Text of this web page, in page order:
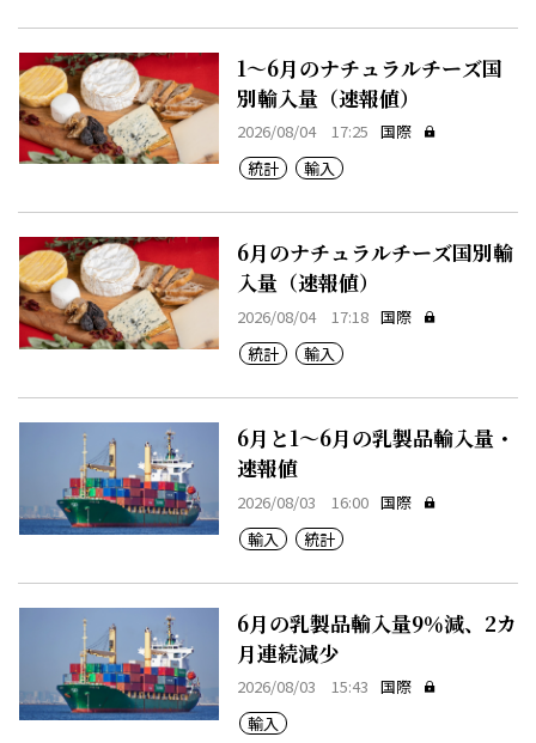
1～6月のナチュラルチーズ国
別輸入量（速報値）
2026/08/04 17:25 国際
統計
輸入
6月のナチュラルチーズ国別輸
入量（速報値）
2026/08/04 17:18 国際
統計
輸入
6月と1～6月の乳製品輸入量・
速報値
2026/08/03 16:00 国際
輸入
統計
6月の乳製品輸入量9％減、2カ
月連続減少
2026/08/03 15:43 国際
輸入